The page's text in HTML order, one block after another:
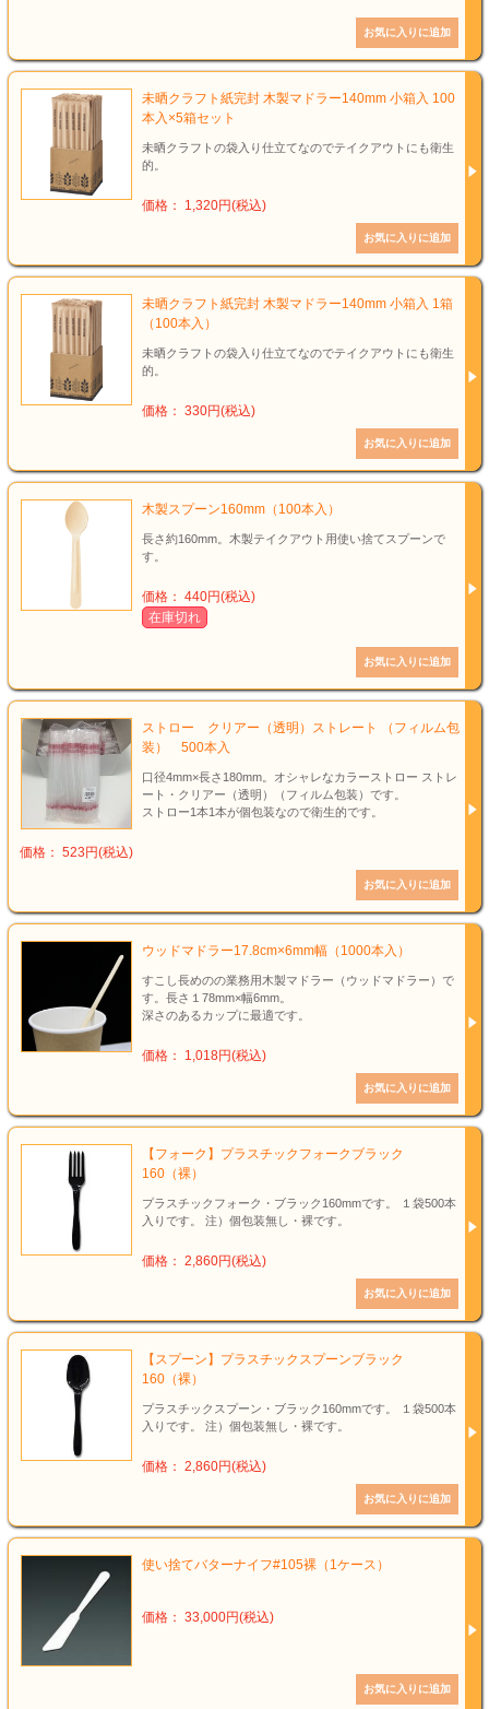
未晒クラフト紙完封 木製マドラー140mm 小箱入 100
本入×5箱セット
未晒クラフトの袋入り仕立てなのでテイクアウトにも衛生
的。
価格： 1,320円(税込)
未晒クラフト紙完封 木製マドラー140mm 小箱入 1箱
（100本入）
未晒クラフトの袋入り仕立てなのでテイクアウトにも衛生
的。
価格： 330円(税込)
木製スプーン160mm（100本入）
長さ約160mm。木製テイクアウト用使い捨てスプーンで
す。
価格： 440円(税込)
在庫切れ
ストロー クリアー（透明）ストレート （フィルム包
装） 500本入
口径4mm×長さ180mm。オシャレなカラーストロー ストレ
ート・クリアー（透明）（フィルム包装）です。
ストロー1本1本が個包装なので衛生的です。
価格： 523円(税込)
ウッドマドラー17.8cm×6mm幅（1000本入）
すこし長めのの業務用木製マドラー（ウッドマドラー）で
す。長さ１78mm×幅6mm。
深さのあるカップに最適です。
価格： 1,018円(税込)
【フォーク】プラスチックフォークブラック
160（裸）
プラスチックフォーク・ブラック160mmです。 １袋500本
入りです。 注）個包装無し・裸です。
価格： 2,860円(税込)
【スプーン】プラスチックスプーンブラック
160（裸）
プラスチックスプーン・ブラック160mmです。 １袋500本
入りです。 注）個包装無し・裸です。
価格： 2,860円(税込)
使い捨てバターナイフ#105裸（1ケース）
価格： 33,000円(税込)